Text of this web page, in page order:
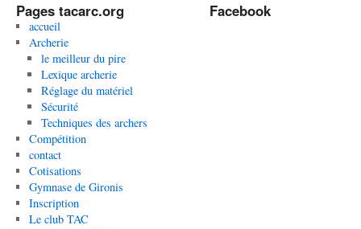
Pages tacarc.org
accueil
Archerie
le meilleur du pire
Lexique archerie
Réglage du matériel
Sécurité
Techniques des archers
Compétition
contact
Cotisations
Gymnase de Gironis
Inscription
Le club TAC
Facebook